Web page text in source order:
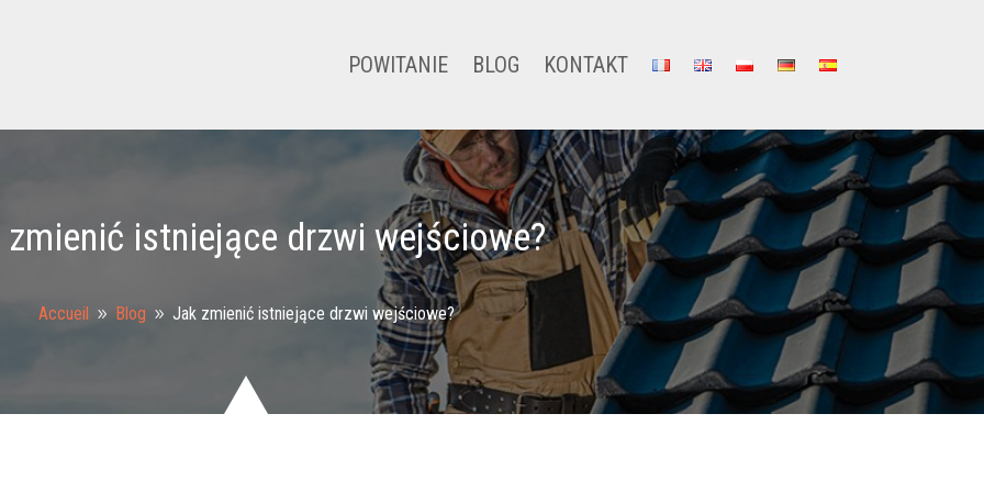
POWITANIE BLOG KONTAKT
istniejące drzwi wejściowe?
Accueil 9 Blog 9 Jak zmienić istniejące drzwi wejściowe?